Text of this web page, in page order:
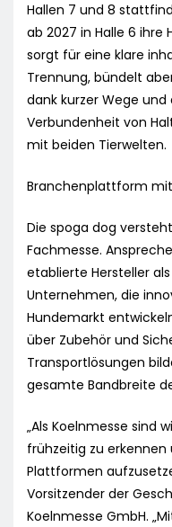
Hallen 7 und 8
ab 2027 in Halle 6 ihre
sorgt für eine klare
Trennung, bündelt
dank kurzer Wege
Verbundenheit von
mit beiden Tierwelten.
Branchenplattform mit
Die spoga dog
Fachmesse.
etablierte Hersteller
Unternehmen, die
Hundemarkt
über Zubehör und
Transportlösungen
gesamte Bandbreite
„Als Koelnmesse sind
frühzeitig zu erkennen
Plattformen
Vorsitzender der
Koelnmesse GmbH.